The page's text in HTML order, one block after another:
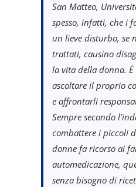
San Matteo,
spesso, infatti, che i
un lieve disturbo, se
trattati, causino
la vita della donna.
ascoltare il proprio
e affrontarli
Sempre secondo
combattere i piccoli
donne fa ricorso ai
automedicazione,
senza bisogno di